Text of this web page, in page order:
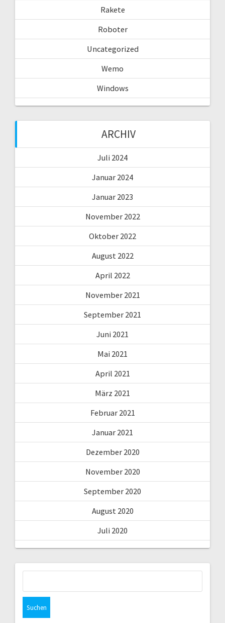
Rakete
Roboter
Uncategorized
Wemo
Windows
ARCHIV
Juli 2024
Januar 2024
Januar 2023
November 2022
Oktober 2022
August 2022
April 2022
November 2021
September 2021
Juni 2021
Mai 2021
April 2021
März 2021
Februar 2021
Januar 2021
Dezember 2020
November 2020
September 2020
August 2020
Juli 2020